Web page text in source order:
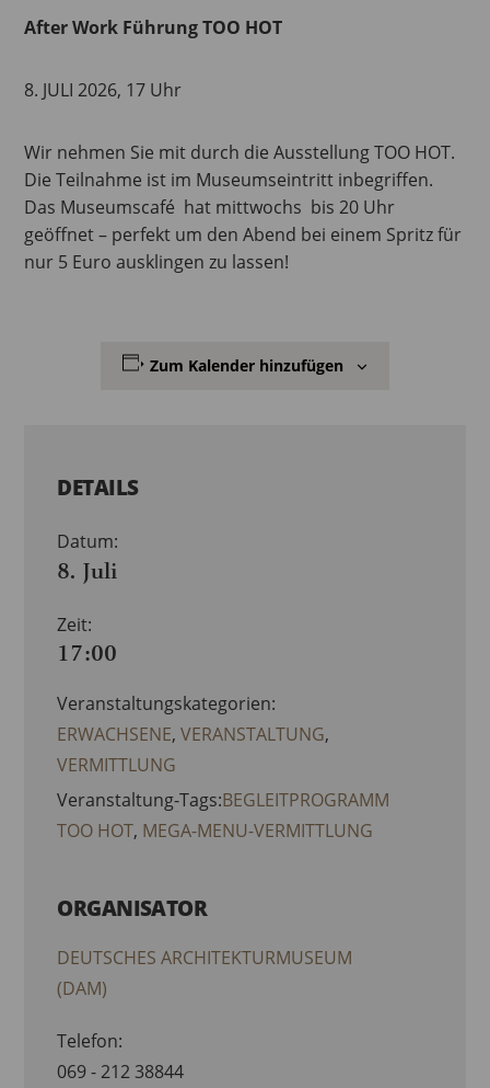
After Work Führung TOO HOT
8. JULI 2026, 17 Uhr
Wir nehmen Sie mit durch die Ausstellung TOO HOT.
Die Teilnahme ist im Museumseintritt inbegriffen.
Das Museumscafé hat mittwochs bis 20 Uhr
geöffnet – perfekt um den Abend bei einem Spritz für
nur 5 Euro ausklingen zu lassen!
Zum Kalender hinzufügen
DETAILS
Datum:
8. Juli
Zeit:
17:00
Veranstaltungskategorien:
ERWACHSENE,VERANSTALTUNG,
VERMITTLUNG
Veranstaltung-Tags:BEGLEITPROGRAMM
TOO HOT, MEGA-MENU-VERMITTLUNG
ORGANISATOR
DEUTSCHES ARCHITEKTURMUSEUM
(DAM)
Telefon:
069 - 212 38844